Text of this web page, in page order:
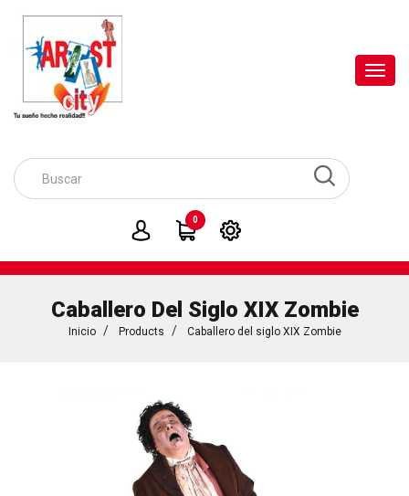
0
Caballero Del Siglo XIX Zombie
Inicio Products Caballero del siglo XIX Zombie